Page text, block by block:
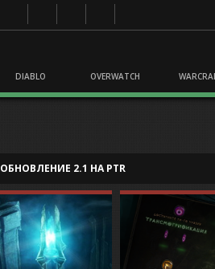
DIABLO OVERWATCH
ОБНОВЛЕНИЕ 2.1 НА PTR